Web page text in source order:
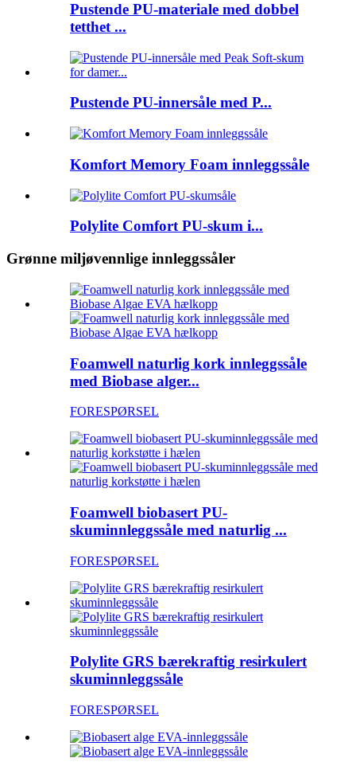
Pustende PU-materiale med dobbel
tetthet ...
Pustende PU-innersåle med P...
Komfort Memory Foam innleggssåle
Polylite Comfort PU-skum i...
Grønne miljøvennlige innleggssåler
Foamwell naturlig kork innleggssåle
med Biobase alger...
FORESPØRSEL
Foamwell biobasert PU-
skuminnleggssåle med naturlig ...
FORESPØRSEL
Polylite GRS bærekraftig resirkulert
skuminnleggssåle
FORESPØRSEL